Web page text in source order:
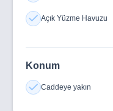
Açık Yüzme Havuzu
Konum
Caddeye yakın